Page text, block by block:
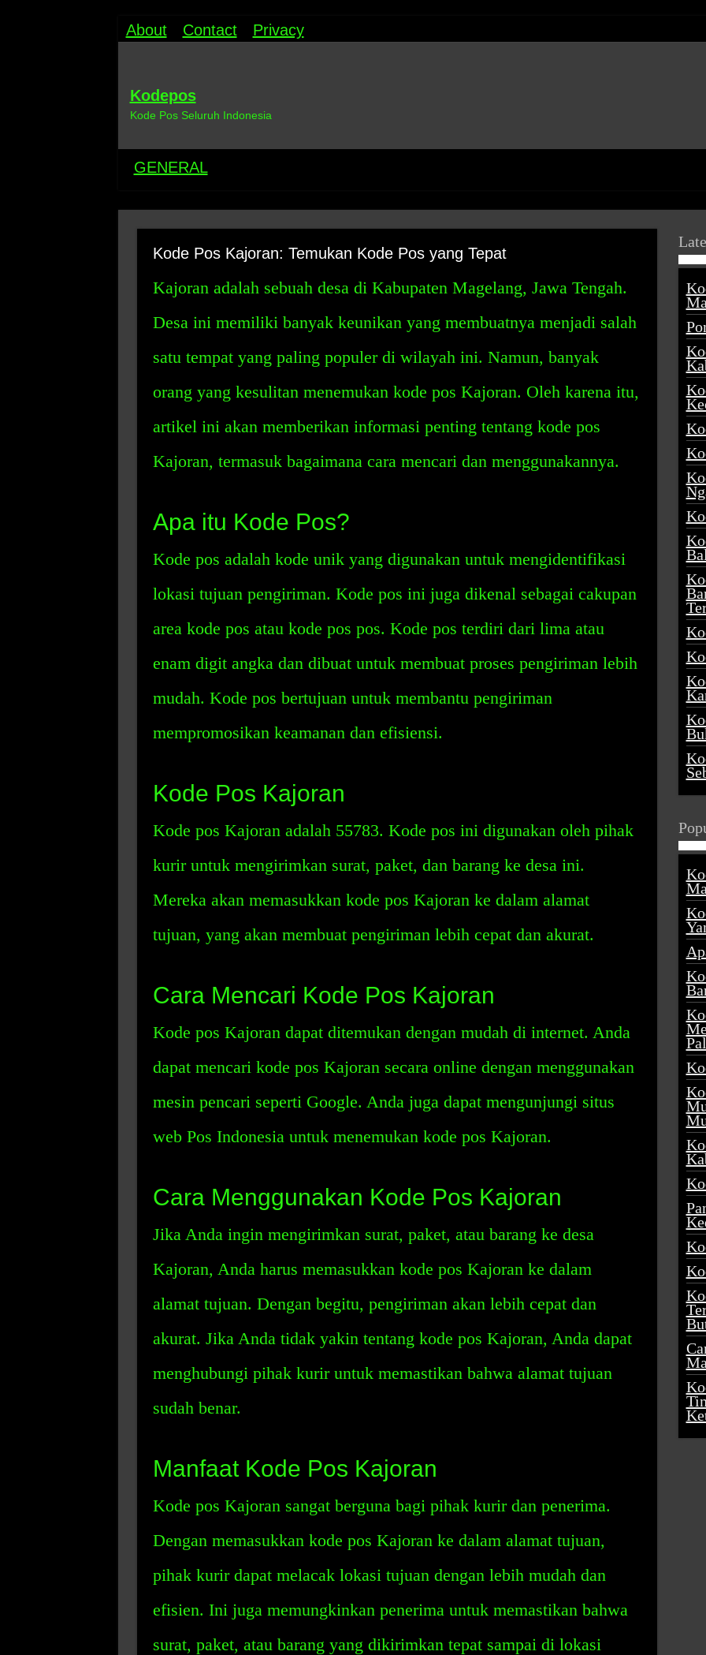
About Contact Privacy
Kodepos
Kode Pos Seluruh Indonesia
GENERAL
Kode Pos Kajoran: Temukan Kode Pos yang Tepat
Kajoran adalah sebuah desa di Kabupaten Magelang, Jawa Tengah.
Desa ini memiliki banyak keunikan yang membuatnya menjadi salah
satu tempat yang paling populer di wilayah ini. Namun, banyak
orang yang kesulitan menemukan kode pos Kajoran. Oleh karena itu,
artikel ini akan memberikan informasi penting tentang kode pos
Kajoran, termasuk bagaimana cara mencari dan menggunakannya.
Apa itu Kode Pos?
Kode pos adalah kode unik yang digunakan untuk mengidentifikasi
lokasi tujuan pengiriman. Kode pos ini juga dikenal sebagai cakupan
area kode pos atau kode pos pos. Kode pos terdiri dari lima atau
enam digit angka dan dibuat untuk membuat proses pengiriman lebih
mudah. Kode pos bertujuan untuk membantu pengiriman
mempromosikan keamanan dan efisiensi.
Kode Pos Kajoran
Kode pos Kajoran adalah 55783. Kode pos ini digunakan oleh pihak
kurir untuk mengirimkan surat, paket, dan barang ke desa ini.
Mereka akan memasukkan kode pos Kajoran ke dalam alamat
tujuan, yang akan membuat pengiriman lebih cepat dan akurat.
Cara Mencari Kode Pos Kajoran
Kode pos Kajoran dapat ditemukan dengan mudah di internet. Anda
dapat mencari kode pos Kajoran secara online dengan menggunakan
mesin pencari seperti Google. Anda juga dapat mengunjungi situs
web Pos Indonesia untuk menemukan kode pos Kajoran.
Cara Menggunakan Kode Pos Kajoran
Jika Anda ingin mengirimkan surat, paket, atau barang ke desa
Kajoran, Anda harus memasukkan kode pos Kajoran ke dalam
alamat tujuan. Dengan begitu, pengiriman akan lebih cepat dan
akurat. Jika Anda tidak yakin tentang kode pos Kajoran, Anda dapat
menghubungi pihak kurir untuk memastikan bahwa alamat tujuan
sudah benar.
Manfaat Kode Pos Kajoran
Kode pos Kajoran sangat berguna bagi pihak kurir dan penerima.
Dengan memasukkan kode pos Kajoran ke dalam alamat tujuan,
pihak kurir dapat melacak lokasi tujuan dengan lebih mudah dan
efisien. Ini juga memungkinkan penerima untuk memastikan bahwa
surat, paket, atau barang yang dikirimkan tepat sampai di lokasi